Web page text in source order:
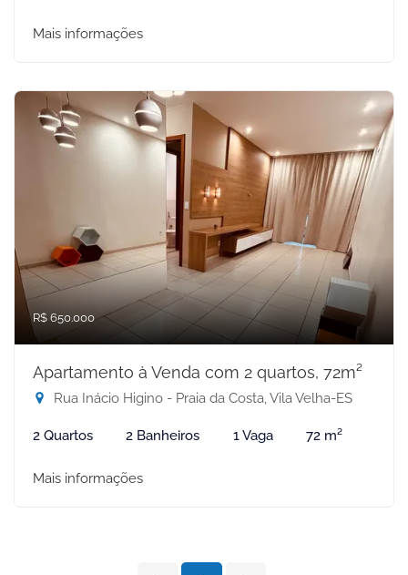
Mais informações
R$ 650.000
Apartamento à Venda com 2 quartos, 72m²
Rua Inácio Higino - Praia da Costa, Vila Velha-ES
2 Quartos 2 Banheiros 1 Vaga 72 m²
Mais informações